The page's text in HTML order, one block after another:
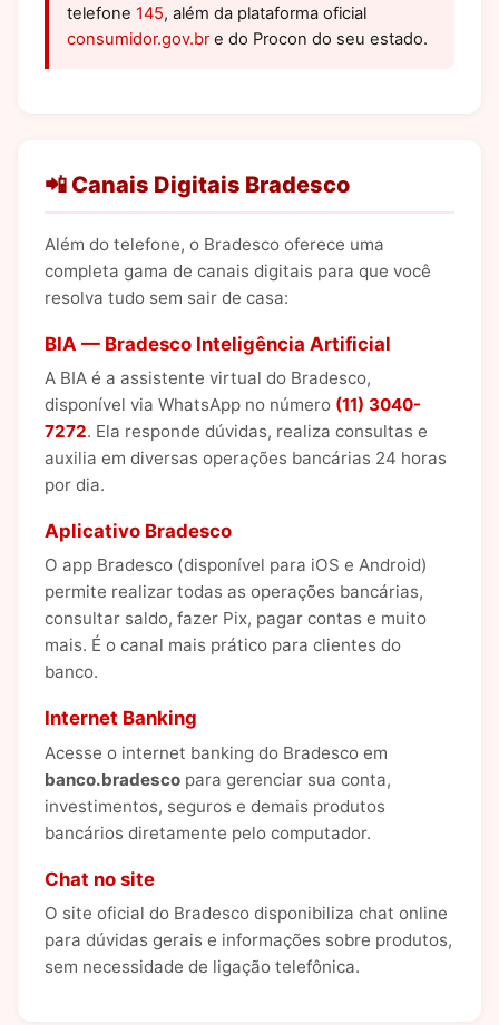
telefone 145, além da plataforma oficial
consumidor.gov.bre do Procon do seu estado.
📲 Canais Digitais Bradesco
Além do telefone, o Bradesco oferece uma
completa gama de canais digitais para que você
resolva tudo sem sair de casa:
BIA — Bradesco Inteligência Artificial
A BIA é a assistente virtual do Bradesco,
disponível via WhatsApp no número (11) 3040-
7272. Ela responde dúvidas, realiza consultas e
auxilia em diversas operações bancárias 24 horas
por dia.
Aplicativo Bradesco
O app Bradesco (disponível para iOS e Android)
permite realizar todas as operações bancárias,
consultar saldo, fazer Pix, pagar contas e muito
mais. É o canal mais prático para clientes do
banco.
Internet Banking
Acesse o internet banking do Bradesco em
banco.bradesco para gerenciar sua conta,
investimentos, seguros e demais produtos
bancários diretamente pelo computador.
Chat no site
O site oficial do Bradesco disponibiliza chat online
para dúvidas gerais e informações sobre produtos,
sem necessidade de ligação telefônica.